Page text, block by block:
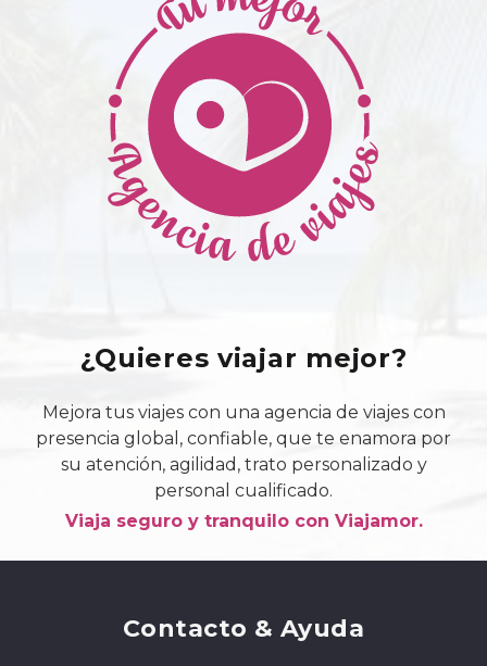
Mejora tus viajes con una agencia de viajes con
presencia global, confiable, que te enamora por
su atención, agilidad, trato personalizado y
personal cualificado.
Viaja seguro y tranquilo con Viajamor.